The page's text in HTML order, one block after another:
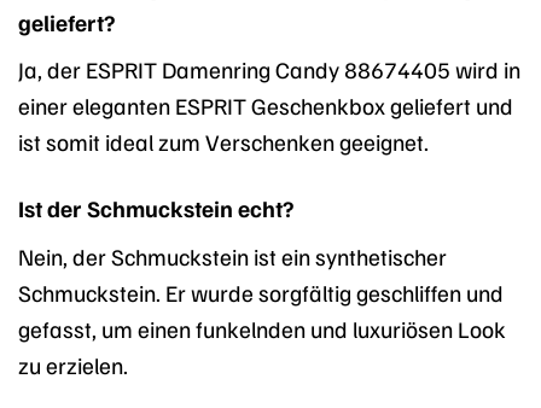
geliefert?
Ja, der ESPRIT Damenring Candy 88674405 wird in
einer eleganten ESPRIT Geschenkbox geliefert und
ist somit ideal zum Verschenken geeignet.
Ist der Schmuckstein echt?
Nein, der Schmuckstein ist ein synthetischer
Schmuckstein. Er wurde sorgfältig geschliffen und
gefasst, um einen funkelnden und luxuriösen Look
zu erzielen.